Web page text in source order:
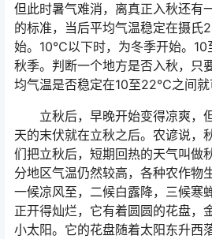
但此时暑气难消，离真正入秋还有
的标准，当后平均气温稳定在摄氏
始。10℃以下时，为冬季开始。
秋季。判断一个地方是否入秋，只
均气温是否稳定在10至22℃之间就
立秋后，早晚开始变得凉爽，
天的末伏就在立秋之后。农谚说，
们把立秋后，短期回热的天气叫做
分地区气温仍然较高，各种农作物
一候凉风至，二候白露降，三候寒
正开得灿烂，它有着圆圆的花盘，
小太阳。它的花盘随着太阳东升西